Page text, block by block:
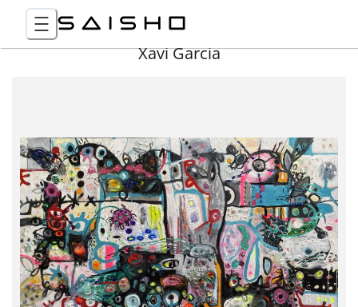
Xavi Garcia